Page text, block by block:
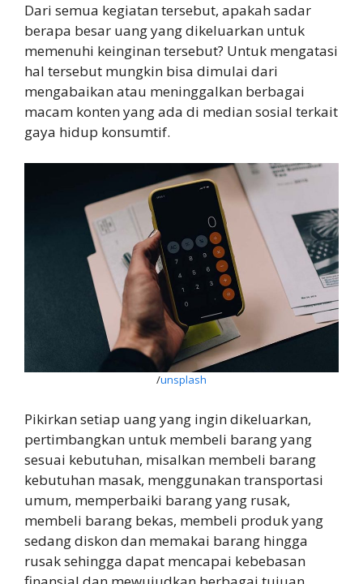
Dari semua kegiatan tersebut, apakah sadar
berapa besar uang yang dikeluarkan untuk
memenuhi keinginan tersebut? Untuk mengatasi
hal tersebut mungkin bisa dimulai dari
mengabaikan atau meninggalkan berbagai
macam konten yang ada di median sosial terkait
gaya hidup konsumtif.
/unsplash
Pikirkan setiap uang yang ingin dikeluarkan,
pertimbangkan untuk membeli barang yang
sesuai kebutuhan, misalkan membeli barang
kebutuhan masak, menggunakan transportasi
umum, memperbaiki barang yang rusak,
membeli barang bekas, membeli produk yang
sedang diskon dan memakai barang hingga
rusak sehingga dapat mencapai kebebasan